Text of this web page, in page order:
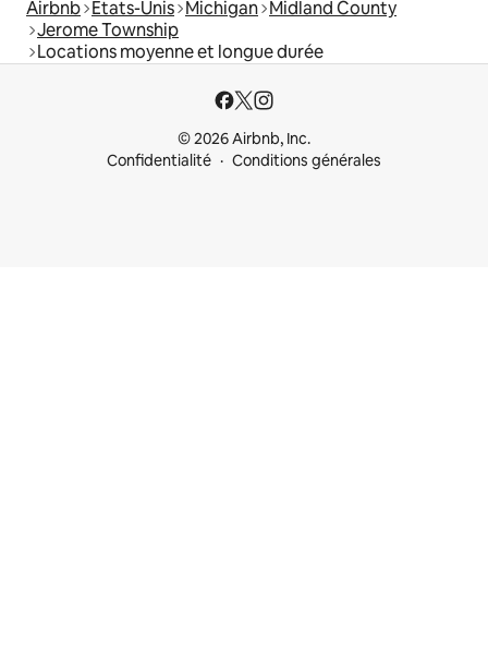
Airbnb États-Unis Michigan Midland County
Jerome Township
Locations moyenne et longue durée
© 2026 Airbnb, Inc.
Confidentialité
Conditions générales